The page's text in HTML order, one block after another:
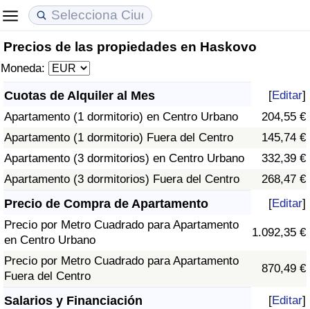
Precios de las propiedades en Haskovo
Moneda:
Cuotas de Alquiler al Mes [Editar]
Apartamento (1 dormitorio) en Centro Urbano
204,55 €
Apartamento (1 dormitorio) Fuera del Centro
145,74 €
Apartamento (3 dormitorios) en Centro Urbano
332,39 €
Apartamento (3 dormitorios) Fuera del Centro
268,47 €
Precio de Compra de Apartamento [Editar]
Precio por Metro Cuadrado para Apartamento
en Centro Urbano
1.092,35 €
Precio por Metro Cuadrado para Apartamento
Fuera del Centro
870,49 €
Salarios y Financiación [Editar]
Coste de vida
Índice de Costo de Vida (Actual)
Índice de Costo de Vida
Índice de costo de vida por país
Precios de las propiedades
Índice de Precios de Inmuebles (Actual)
Índice de Precios de Inmuebles
Índice de Precios de Inmuebles por País
Calidad de Vida
Índice de Calidad de Vida
Índice de Calidad de Vida (Actual)
Índice de calidad de vida por país
Calificación del Índice de Criminalidad
(Actual)
Índice de Criminalidad